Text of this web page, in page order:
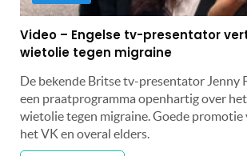
Video – Engelse tv-presentator
wietolie tegen migraine
De bekende Britse tv-presentator Jenny
een praatprogramma openhartig over
wietolie tegen migraine. Goede
het VK en overal elders.